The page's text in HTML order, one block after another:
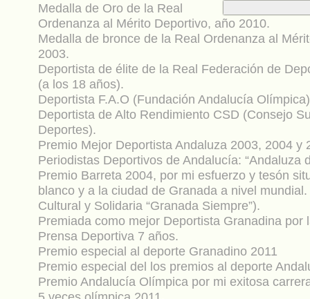
Medalla de Oro de la Real
Ordenanza al Mérito Deportivo, año 2010.
Medalla de bronce de la Real Ordenanza al
2003.
Deportista de élite de la Real Federación de
(a los 18 años).
Deportista F.A.O (Fundación Andalucía
Deportista de Alto Rendimiento CSD (Consejo
Deportes).
Premio Mejor Deportista Andaluza 2003, 2004 y
Periodistas Deportivos de Andalucía: “Andaluza
Premio Barreta 2004, por mi esfuerzo y tesón
blanco y a la ciudad de Granada a nivel
Cultural y Solidaria “Granada Siempre”).
Premiada como mejor Deportista Granadina por
Prensa Deportiva 7 años.
Premio especial al deporte Granadino 2011
Premio especial del los premios al deporte
Premio Andalucía Olímpica por mi exitosa